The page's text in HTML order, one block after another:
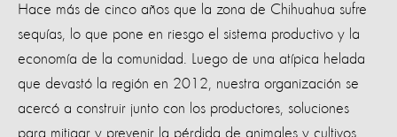
Hace más de cinco años que la zona de Chihuahua sufre
sequías, lo que pone en riesgo el sistema productivo y la
economía de la comunidad. Luego de una atípica helada
que devastó la región en 2012, nuestra organización se
acercó a construir junto con los productores, soluciones
para mitigar y prevenir la pérdida de animales y cultivos.